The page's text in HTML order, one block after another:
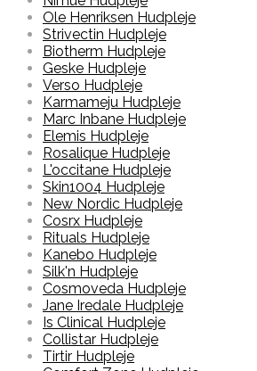
Ole Henriksen Hudpleje
Strivectin Hudpleje
Biotherm Hudpleje
Geske Hudpleje
Verso Hudpleje
Karmameju Hudpleje
Marc Inbane Hudpleje
Elemis Hudpleje
Rosalique Hudpleje
L'occitane Hudpleje
Skin1004 Hudpleje
New Nordic Hudpleje
Cosrx Hudpleje
Rituals Hudpleje
Kanebo Hudpleje
Silk'n Hudpleje
Cosmoveda Hudpleje
Jane Iredale Hudpleje
Is Clinical Hudpleje
Collistar Hudpleje
Tirtir Hudpleje